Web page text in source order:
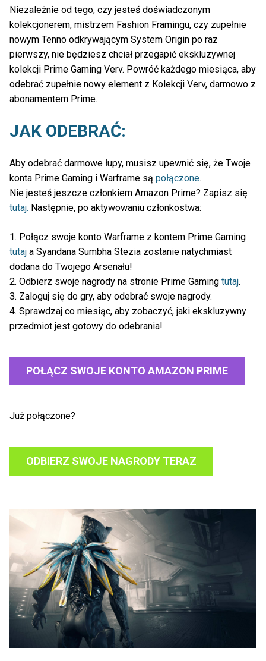
Niezależnie od tego, czy jesteś doświadczonym
kolekcjonerem, mistrzem Fashion Framingu, czy zupełnie
nowym Tenno odkrywającym System Origin po raz
pierwszy, nie będziesz chciał przegapić ekskluzywnej
kolekcji Prime Gaming Verv. Powróć każdego miesiąca, aby
odebrać zupełnie nowy element z Kolekcji Verv, darmowo z
abonamentem Prime.
JAK ODEBRAĆ:
Aby odebrać darmowe łupy, musisz upewnić się, że Twoje
konta Prime Gaming i Warframe są połączone.
Nie jesteś jeszcze członkiem Amazon Prime? Zapisz się
tutaj. Następnie, po aktywowaniu członkostwa:
1. Połącz swoje konto Warframe z kontem Prime Gaming
tutaj a Syandana Sumbha Stezia zostanie natychmiast
dodana do Twojego Arsenału!
2. Odbierz swoje nagrody na stronie Prime Gaming tutaj.
3. Zaloguj się do gry, aby odebrać swoje nagrody.
4. Sprawdzaj co miesiąc, aby zobaczyć, jaki ekskluzywny
przedmiot jest gotowy do odebrania!
POŁĄCZ SWOJE KONTO AMAZON PRIME
Już połączone?
ODBIERZ SWOJE NAGRODY TERAZ